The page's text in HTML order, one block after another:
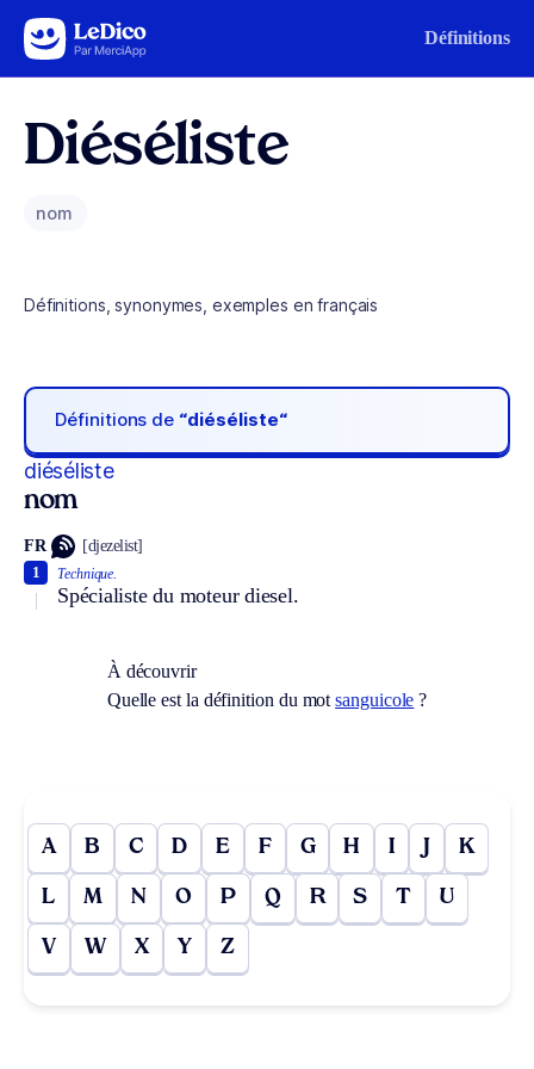
Aller au contenu Définitions
Diéséliste
nom
Définitions, synonymes, exemples en français
Définitions de “diéséliste“
diéséliste
nom
FR [djezelist]
Technique.
Spécialiste du moteur diesel.
1
À découvrir
Quelle est la définition du motsanguicole ?
A B C D E F G H I J K
L M N O P Q R S T U
V W X Y Z